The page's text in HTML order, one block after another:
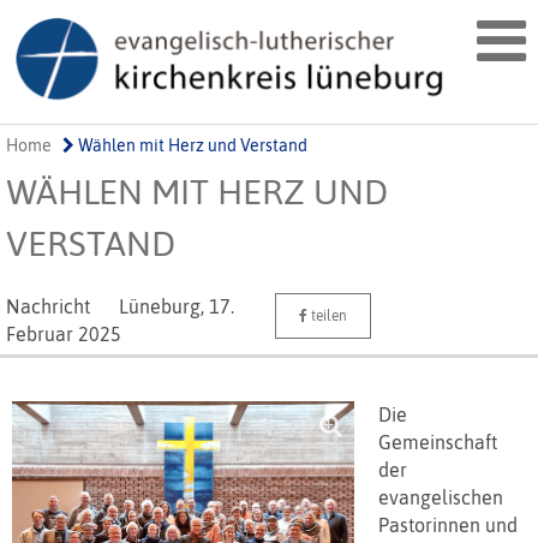
Home Wählen mit Herz und Verstand
WÄHLEN MIT HERZ UND
VERSTAND
Nachricht Lüneburg, 17.
Februar 2025
teilen
Die
Gemeinschaft
der
evangelischen
Pastorinnen und